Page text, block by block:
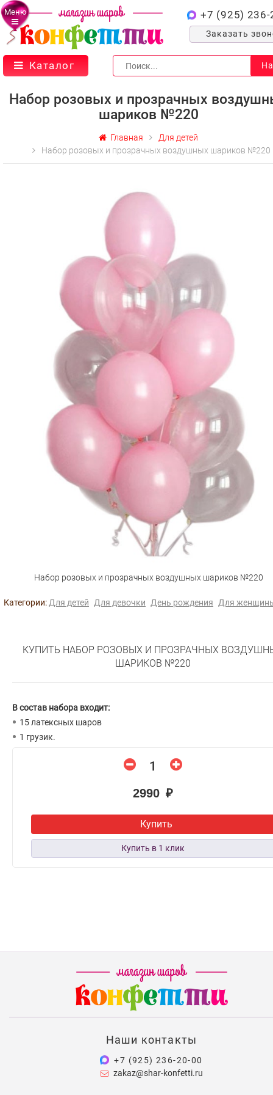
Меню +7 (925) 236-
Заказать
Каталог
Набор розовых и прозрачных
шариков №220
Главная
Для детей
Набор розовых и прозрачных воздушных шариков №220
Набор розовых и прозрачных воздушных шариков №220
Категории:Для детей Для девочки День рождения Для
КУПИТЬ НАБОР РОЗОВЫХ И ПРОЗРАЧНЫХ
ШАРИКОВ №220
В состав набора входит:
15 латексных шаров
1 грузик.
2990 ₽
Купить
Наши контакты
+7 (925) 236-20-00
zakaz@shar-konfetti.ru